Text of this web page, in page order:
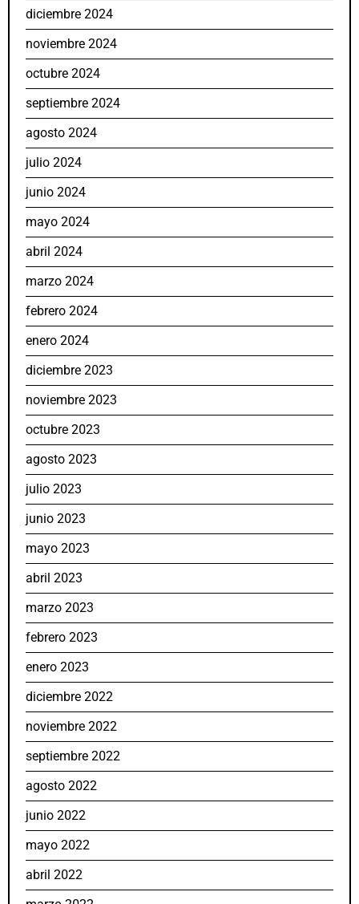
diciembre 2024
noviembre 2024
octubre 2024
septiembre 2024
agosto 2024
julio 2024
junio 2024
mayo 2024
abril 2024
marzo 2024
febrero 2024
enero 2024
diciembre 2023
noviembre 2023
octubre 2023
agosto 2023
julio 2023
junio 2023
mayo 2023
abril 2023
marzo 2023
febrero 2023
enero 2023
diciembre 2022
noviembre 2022
septiembre 2022
agosto 2022
junio 2022
mayo 2022
abril 2022